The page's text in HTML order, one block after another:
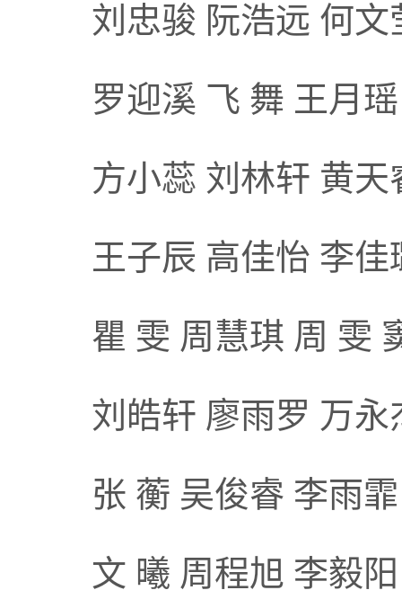
刘忠骏 阮浩远 何
罗迎溪 飞 舞 王月
方小蕊 刘林轩 黄
王子辰 高佳怡 李
瞿 雯 周慧琪 周 雯
刘皓轩 廖雨罗 万
张 蘅 吴俊睿 李雨
文 曦 周程旭 李毅阳